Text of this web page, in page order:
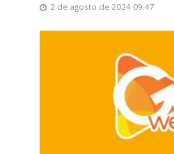
2 de agosto de 2024 09:47